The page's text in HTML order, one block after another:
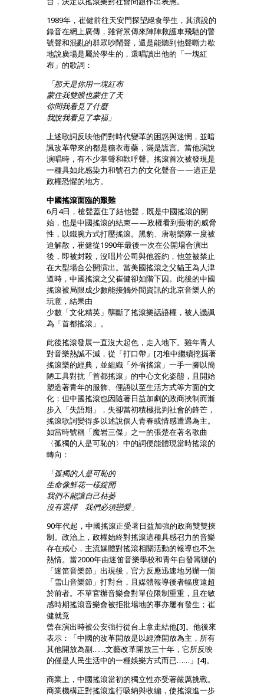
1989年，崔健前往天安門探望絕食學生，其演說的
錄音在網上廣傳，雖背景傳來陣陣救護車飛馳的警
號聲和混亂的群眾吵鬧聲，還是能聽到他聲嘶力歇
地說廣場是屬於學生的，還唱讀出他的「一塊紅
布」的歌詞：
「那天是你用一塊紅布
蒙住我雙眼也蒙住了天
你問我看見了什麼
我說我看見了幸福」
上述歌詞反映他們對時代變革的困惑與迷惘，並暗
諷改革帶來的都是糖衣毒藥，滿是謊言。當他演說
演唱時，有不少掌聲和歡呼聲。搖滾首次被發現是
一種具如此感染力和號召力的文化聲音——這正是
政權恐懼的地方。
中國搖滾面臨的艱難
6月4日，槍聲蓋住了結他聲，既是中國搖滾的開
始，也是中國搖滾的結束——政權看到藝術的威脅
性，以鐵腕方式打壓搖滾。黑豹、唐朝樂隊一度被
迫解散，崔健從1990年最後一次在公開場合演出
後，即被封殺，沒唱片公司與他簽約，他並被禁止
在大型場合公開演出。當美國搖滾之父貓王為人津
道時，中國搖滾之父崔健卻如階下囚。此後的中國
搖滾被局限成少數能接觸外間資訊的北京音樂人的
玩意，結果由
少數「文化精英」壟斷了搖滾樂話語權，被人譏諷
為「首都搖滾」。
此後搖滾發展一直沒大起色，走入地下。雖年青人
對音樂熱誠不減，從「打口帶」[2]堆中繼續挖掘著
搖滾樂的經典，並組織「外省搖滾」一手一腳以簡
陋工具對抗「首都搖滾」的中心文化姿態，且開始
塑造著青年的服飾、俚語以至生活方式等方面的文
化；但中國搖滾也因隨著日益加劇的政商挾制而漸
步入「失語期」，失卻當初積極批判社會的鋒芒，
搖滾歌詞變得多以述說個人青春或情感遭遇為主。
如當時號稱「魔岩三傑」之一的張楚在著名歌曲
〈孤獨的人是可恥的〉中的詞便能體現當時搖滾的
轉向：
「孤獨的人是可恥的
生命像鮮花一樣綻開
我們不能讓自己枯萎
沒有選擇 我們必須戀愛」
90年代起，中國搖滾正受著日益加強的政商雙雙挾
制。政治上，政權始終對搖滾這種具感召力的音樂
存在戒心，主流媒體對搖滾相關活動的報導也不怎
熱情。當2000年由迷笛音樂學校和青年自發籌辦的
「迷笛音樂節」出現後，官方反應迅速地另辦一個
「雪山音樂節」打對台，且媒體報導後者幅度遠超
於前者。不單官辦音樂會對單位限制重重，且在敏
感時期搖滾音樂會被拒批場地的事亦屢有發生；崔
健就竟
曾在演出時被公安強行從台上拿走結他[3]。他後來
表示：「中國的改革開放是以經濟開放為主，所有
其他開放為副……文藝改革開放三十年，它所反映
的僅是人民生活中的一種娛樂方式而已……」[4]。
商業上，中國搖滾當初的獨立性亦受著嚴厲挑戰。
商業機構正對搖滾進行吸納與收編，使搖滾進一步